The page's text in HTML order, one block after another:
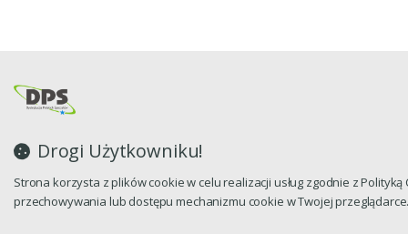
Drogi Użytkowniku!
Strona korzysta z plików cookie w celu realizacji usług zgodnie z
przechowywania lub dostępu mechanizmu cookie w Twojej